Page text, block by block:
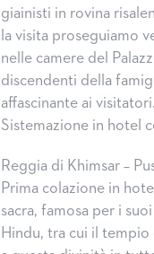
giainisti in rovina
la visita proseguiamo
nelle camere del
discendenti della
affascinante ai
Sistemazione in hotel
Reggia di Khimsar –
Prima colazione in
sacra, famosa per i
Hindu, tra cui il